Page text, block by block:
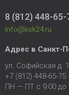
8 (812) 448-65-
info@ksk24.ru
Адрес в Санкт-
ул. Софийская д.
+7 (812) 448-65-75
ПН — ПТ с 9:00 до